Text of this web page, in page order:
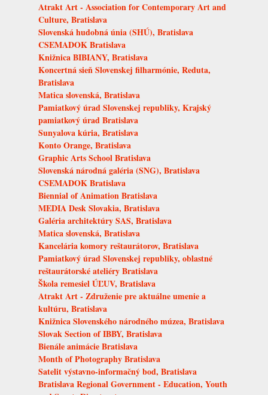
Atrakt Art - Association for Contemporary Art and
Culture, Bratislava
Slovenská hudobná únia (SHÚ), Bratislava
CSEMADOK Bratislava
Knižnica BIBIANY, Bratislava
Koncertná sieň Slovenskej filharmónie, Reduta,
Bratislava
Matica slovenská, Bratislava
Pamiatkový úrad Slovenskej republiky, Krajský
pamiatkový úrad Bratislava
Sunyalova kúria, Bratislava
Konto Orange, Bratislava
Graphic Arts School Bratislava
Slovenská národná galéria (SNG), Bratislava
CSEMADOK Bratislava
Biennial of Animation Bratislava
MEDIA Desk Slovakia, Bratislava
Galéria architektúry SAS, Bratislava
Matica slovenská, Bratislava
Kancelária komory reštaurátorov, Bratislava
Pamiatkový úrad Slovenskej republiky, oblastné
reštaurátorské ateliéry Bratislava
Škola remesiel ÚĽUV, Bratislava
Atrakt Art - Združenie pre aktuálne umenie a
kultúru, Bratislava
Knižnica Slovenského národného múzea, Bratislava
Slovak Section of IBBY, Bratislava
Bienále animácie Bratislava
Month of Photography Bratislava
Satelit výstavno-informačný bod, Bratislava
Bratislava Regional Government - Education, Youth